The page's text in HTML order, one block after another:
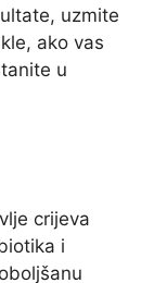
uzmite
ako vas
u
crijeva
i